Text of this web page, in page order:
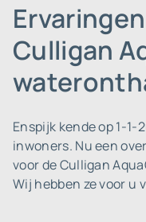
Culligan
Enspijk kende op 1-1-
inwoners. Nu een
voor de Culligan
Wij hebben ze voor u